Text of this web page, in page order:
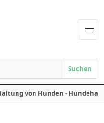
Suchen
von Hunden -